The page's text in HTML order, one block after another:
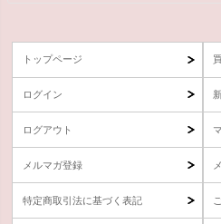
トップページ
ログイン
ログアウト
メルマガ登録
特定商取引法に基づく表記